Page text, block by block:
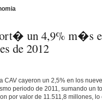
un 4,9% m�s
de 2012
CAV cayeron un 2,5% en los
periodo de 2011, sumando un
por valor de 11.511,8 millones,